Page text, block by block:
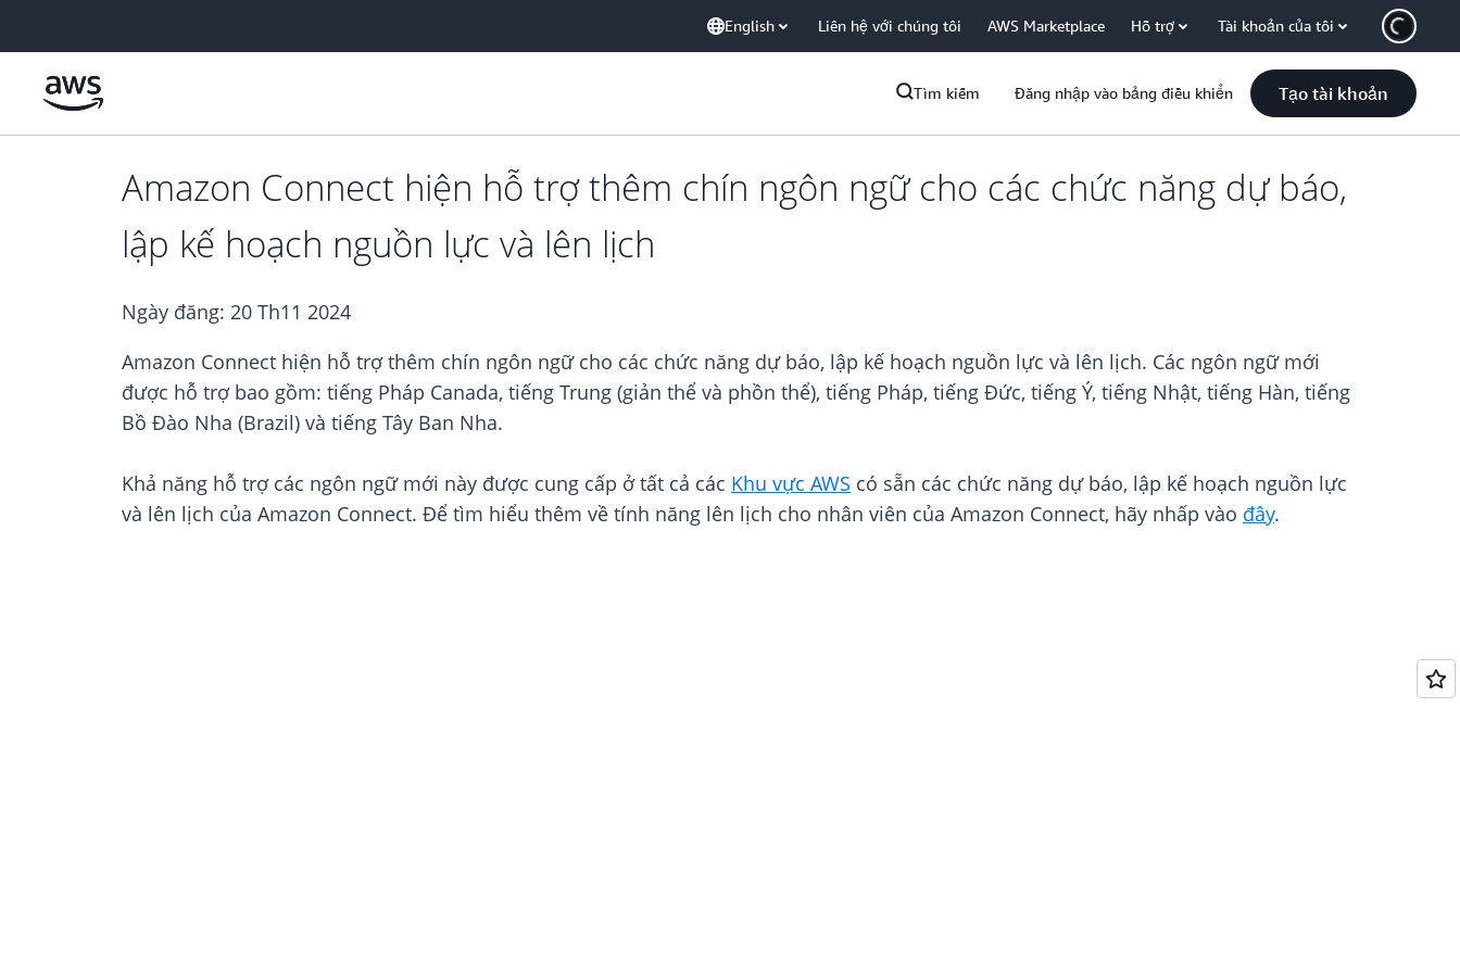
English Liên hệ với chúng tôi AWS Marketplace Hỗ trợ Tài khoản của tôi
Tìm kiếm Đăng nhập vào bảng điều khiển Tạo tài khoản
Amazon Connect hiện hỗ trợ thêm chín ngôn ngữ cho các chức năng dự báo,
lập kế hoạch nguồn lực và lên lịch
Ngày đăng: 20 Th11 2024
Amazon Connect hiện hỗ trợ thêm chín ngôn ngữ cho các chức năng dự báo, lập kế hoạch nguồn lực và lên lịch. Các ngôn ngữ mới
được hỗ trợ bao gồm: tiếng Pháp Canada, tiếng Trung (giản thể và phồn thể), tiếng Pháp, tiếng Đức, tiếng Ý, tiếng Nhật, tiếng Hàn, tiếng
Bồ Đào Nha (Brazil) và tiếng Tây Ban Nha.
Khả năng hỗ trợ các ngôn ngữ mới này được cung cấp ở tất cả các Khu vực AWS có sẵn các chức năng dự báo, lập kế hoạch nguồn lực
và lên lịch của Amazon Connect. Để tìm hiểu thêm về tính năng lên lịch cho nhân viên của Amazon Connect, hãy nhấp vào đây.